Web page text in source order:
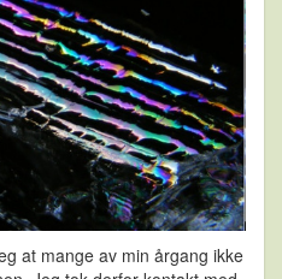
at mange av min årgang ikke